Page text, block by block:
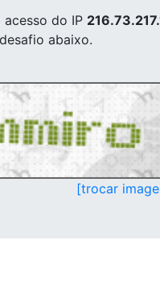
acesso do IP
abaixo.
[trocar